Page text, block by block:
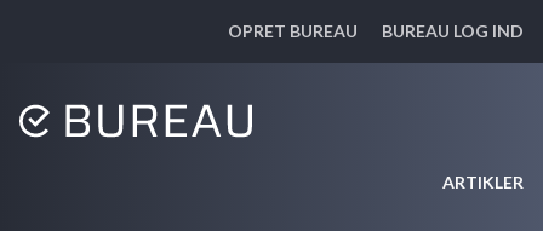
OPRET BUREAU BUREAU LOG IND
ARTIKLER